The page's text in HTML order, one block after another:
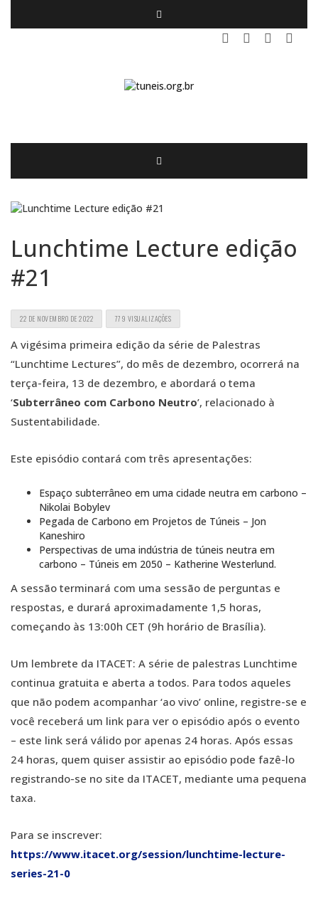
Lunchtime Lecture edição
#21
22 DE NOVEMBRO DE 2022 779 VISUALIZAÇÕES
A vigésima primeira edição da série de Palestras
“Lunchtime Lectures”, do mês de dezembro, ocorrerá na
terça-feira, 13 de dezembro, e abordará o tema
‘Subterrâneo com Carbono Neutro’, relacionado à
Sustentabilidade.
Este episódio contará com três apresentações:
Espaço subterrâneo em uma cidade neutra em carbono –
Nikolai Bobylev
Pegada de Carbono em Projetos de Túneis – Jon
Kaneshiro
Perspectivas de uma indústria de túneis neutra em
carbono – Túneis em 2050 – Katherine Westerlund.
A sessão terminará com uma sessão de perguntas e
respostas, e durará aproximadamente 1,5 horas,
começando às 13:00h CET (9h horário de Brasília).
Um lembrete da ITACET: A série de palestras Lunchtime
continua gratuita e aberta a todos. Para todos aqueles
que não podem acompanhar ‘ao vivo’ online, registre-se e
você receberá um link para ver o episódio após o evento
– este link será válido por apenas 24 horas. Após essas
24 horas, quem quiser assistir ao episódio pode fazê-lo
registrando-se no site da ITACET, mediante uma pequena
taxa.
Para se inscrever:
https://www.itacet.org/session/lunchtime-lecture-
series-21-0